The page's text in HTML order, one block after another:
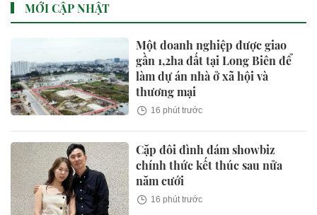
MỚI CẬP NHẬT
Một doanh nghiệp được giao
gần 1,2ha đất tại Long Biên để
làm dự án nhà ở xã hội và
thương mại
16 phút trước
Cặp đôi đình đám showbiz
chính thức kết thúc sau nửa
năm cưới
16 phút trước